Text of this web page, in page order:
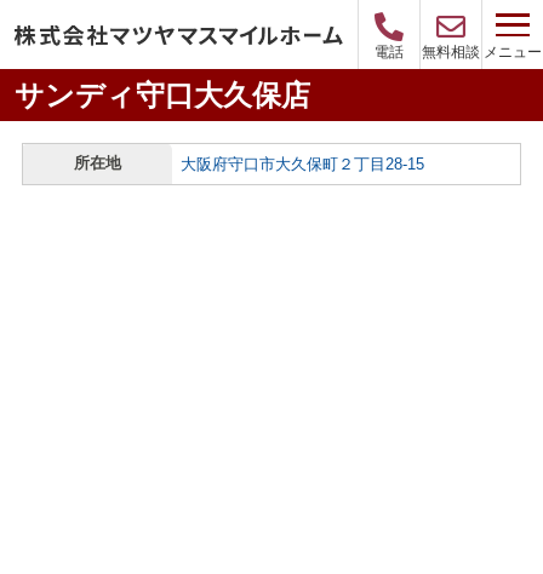
電話 無料相談 メニュー
サンディ守口大久保店
所在地 大阪府守口市大久保町２丁目28-15